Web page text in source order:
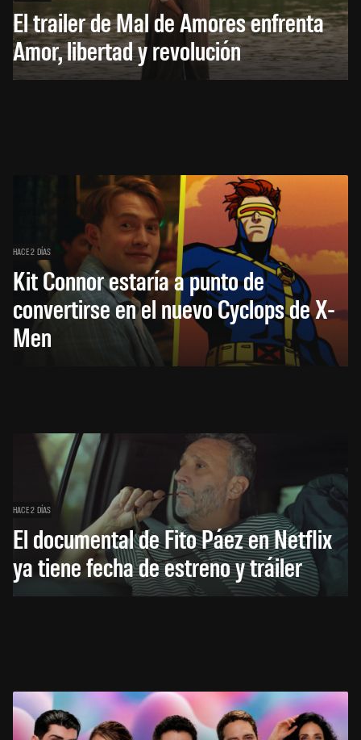
El trailer de Mal de Amores enfrenta
Amor, libertad y revolución
HACE 2 DÍAS
Kit Connor estaría a punto de
convertirse en el nuevo Cyclops de X-
Men
HACE 2 DÍAS
El documental de Fito Páez en Netflix
ya tiene fecha de estreno y tráiler